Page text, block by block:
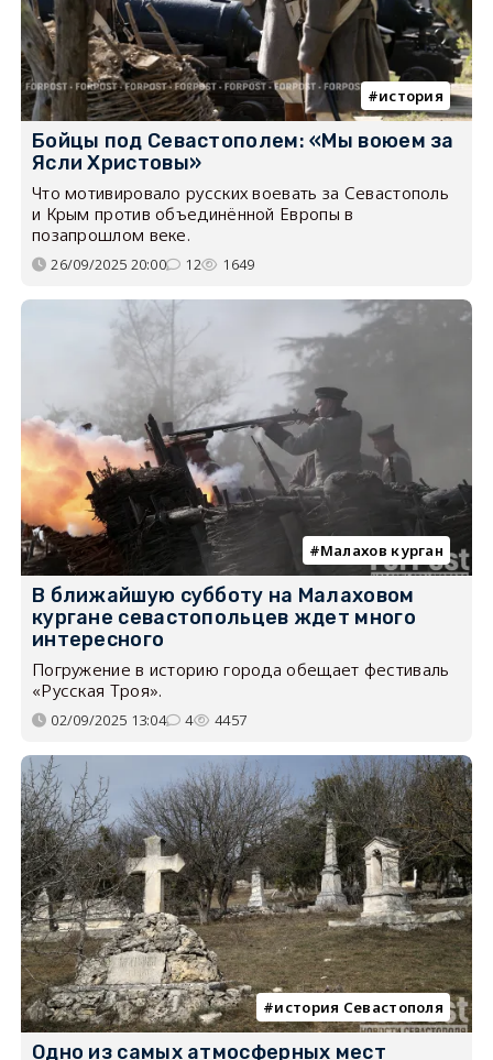
история
Бойцы под Севастополем: «Мы воюем за
Ясли Христовы»
Что мотивировало русских воевать за Севастополь
и Крым против объединённой Европы в
позапрошлом веке.
26/09/2025 20:00 12 1649
Малахов курган
В ближайшую субботу на Малаховом
кургане севастопольцев ждет много
интересного
Погружение в историю города обещает фестиваль
«Русская Троя».
02/09/2025 13:04 4 4457
история Севастополя
Одно из самых атмосферных мест